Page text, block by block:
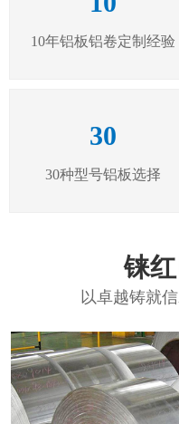
10年铝板铝卷定制经验
30
30种型号铝板选择
铼
以卓越铸就